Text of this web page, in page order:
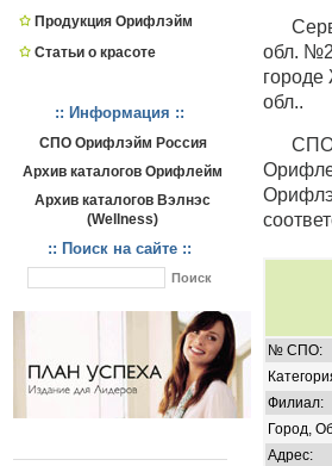
Продукция Орифлэйм
Статьи о красоте
:: Информация ::
СПО Орифлэйм Россия
Архив каталогов Орифлейм
Архив каталогов Вэлнэс
(Wellness)
:: Поиск на сайте ::
обл.
городе
обл..
СПО
№ СПО:
Филиал:
Город,
Адрес: